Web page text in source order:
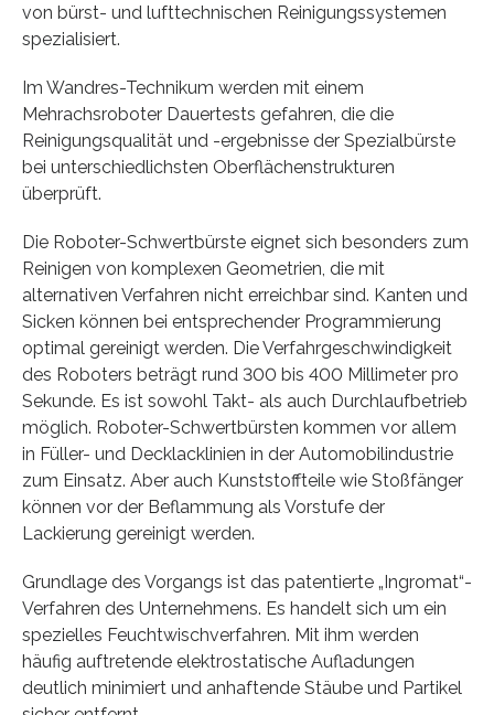
von bürst- und lufttechnischen Reinigungssystemen
spezialisiert.
Im Wandres-Technikum werden mit einem
Mehrachsroboter Dauertests gefahren, die die
Reinigungsqualität und -ergebnisse der Spezialbürste
bei unterschiedlichsten Oberflächenstrukturen
überprüft.
Die Roboter-Schwertbürste eignet sich besonders zum
Reinigen von komplexen Geometrien, die mit
alternativen Verfahren nicht erreichbar sind. Kanten und
Sicken können bei entsprechender Programmierung
optimal gereinigt werden. Die Verfahrgeschwindigkeit
des Roboters beträgt rund 300 bis 400 Millimeter pro
Sekunde. Es ist sowohl Takt- als auch Durchlaufbetrieb
möglich. Roboter-Schwertbürsten kommen vor allem
in Füller- und Decklacklinien in der Automobilindustrie
zum Einsatz. Aber auch Kunststoffteile wie Stoßfänger
können vor der Beflammung als Vorstufe der
Lackierung gereinigt werden.
Grundlage des Vorgangs ist das patentierte „Ingromat“-
Verfahren des Unternehmens. Es handelt sich um ein
spezielles Feuchtwischverfahren. Mit ihm werden
häufig auftretende elektrostatische Aufladungen
deutlich minimiert und anhaftende Stäube und Partikel